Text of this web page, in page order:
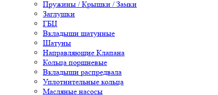
Пружины / Крышки / Замки
Заглушки
ГБЦ
Вкладыши шатунные
Шатуны
Направляющие Клапана
Кольца поршневые
Вкладыши распредвала
Уплотнительные кольца
Масляные насосы